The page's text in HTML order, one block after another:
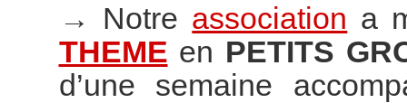
→ Notre association a
THEME en PETITS
d’une semaine